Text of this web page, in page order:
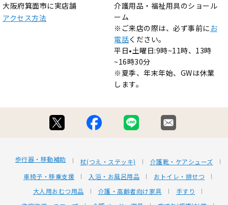
大阪府箕面市に実店舗
アクセス方法
介護用品・福祉用具のショール
ーム
※ご来店の際は、必ず事前に お
電話ください。
平日•土曜日:9時~11時、13時
~16時30分
※夏季、年末年始、GWは休業
します。
歩行器・移動補助 杖(つえ・ステッキ)
介護靴・ケアシューズ
車椅子・移乗支援
入浴・お風呂用品
おトイレ・排せつ
大人用おむつ用品
介護・高齢者向け家具
手すり